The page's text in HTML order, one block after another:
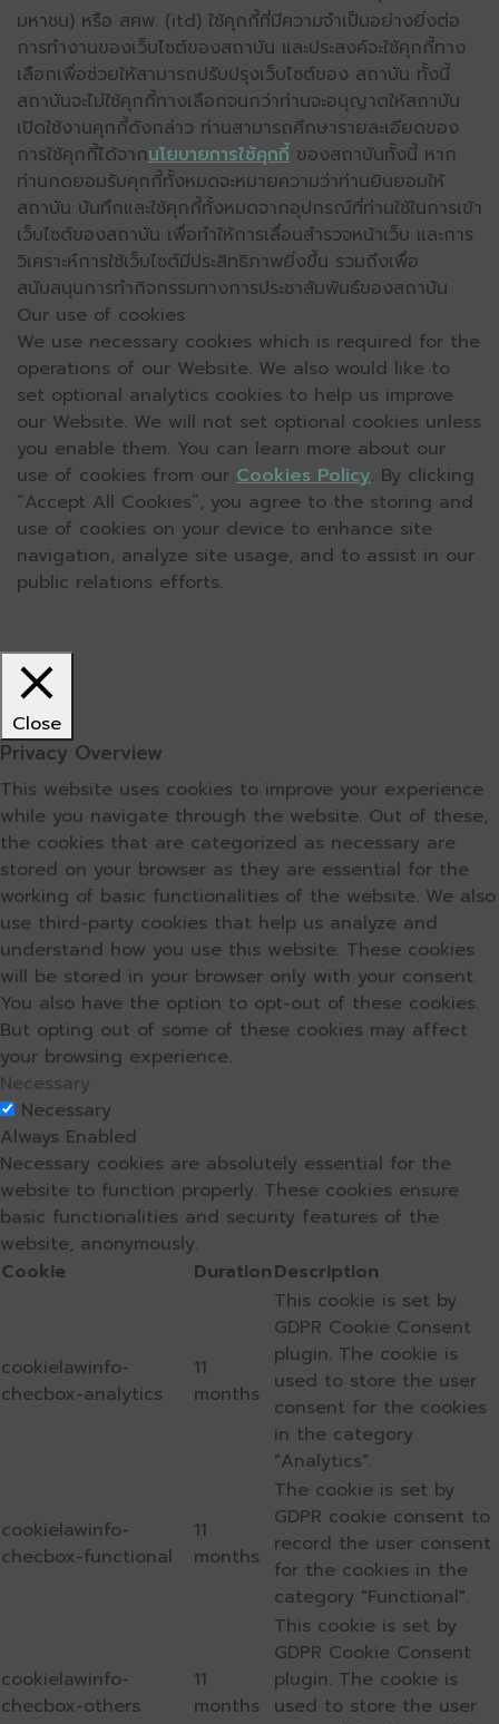
มหาชน) หรือ สคพ. (itd) ใช้คุกกี้ที่มีความจำเป็นอย่างยิ่งต่อ
การทำงานของเว็บไซต์ของสถาบัน และประสงค์จะใช้คุกกี้ทาง
เลือกเพื่อช่วยให้สามารถปรับปรุงเว็บไซต์ของ สถาบัน ทั้งนี้
สถาบันจะไม่ใช้คุกกี้ทางเลือกจนกว่าท่านจะอนุญาตให้สถาบัน
เปิดใช้งานคุกกี้ดังกล่าว ท่านสามารถศึกษารายละเอียดของ
การใช้คุกกี้ได้จากนโยบายการใช้คุกกี้ ของสถาบันทั้งนี้ หาก
ท่านกดยอมรับคุกกี้ทั้งหมดจะหมายความว่าท่านยินยอมให้
สถาบัน บันทึกและใช้คุกกี้ทั้งหมดจากอุปกรณ์ที่ท่านใช้ในการเข้า
เว็บไซต์ของสถาบัน เพื่อทำให้การเลื่อนสำรวจหน้าเว็บ และการ
วิเคราะห์การใช้เว็บไซต์มีประสิทธิภาพยิ่งขึ้น รวมถึงเพื่อ
สนับสนุนการทำกิจกรรมทางการประชาสัมพันธ์ของสถาบัน
Our use of cookies
We use necessary cookies which is required for the
operations of our Website. We also would like to
set optional analytics cookies to help us improve
our Website. We will not set optional cookies unless
you enable them. You can learn more about our
use of cookies from our Cookies Policy. By clicking
“Accept All Cookies”, you agree to the storing and
use of cookies on your device to enhance site
navigation, analyze site usage, and to assist in our
public relations efforts.
Close
Privacy Overview
This website uses cookies to improve your experience
while you navigate through the website. Out of these,
the cookies that are categorized as necessary are
stored on your browser as they are essential for the
working of basic functionalities of the website. We also
use third-party cookies that help us analyze and
understand how you use this website. These cookies
will be stored in your browser only with your consent.
You also have the option to opt-out of these cookies.
But opting out of some of these cookies may affect
your browsing experience.
Necessary
Necessary
Always Enabled
Necessary cookies are absolutely essential for the
website to function properly. These cookies ensure
basic functionalities and security features of the
website, anonymously.
Cookie
DurationDescription
cookielawinfo-
checbox-analytics
11
months
This cookie is set by
GDPR Cookie Consent
plugin. The cookie is
used to store the user
consent for the cookies
in the category
"Analytics".
cookielawinfo-
checbox-functional
11
months
The cookie is set by
GDPR cookie consent to
record the user consent
for the cookies in the
category "Functional".
cookielawinfo-
checbox-others
11
months
This cookie is set by
GDPR Cookie Consent
plugin. The cookie is
used to store the user